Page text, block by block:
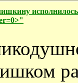
исполнилось